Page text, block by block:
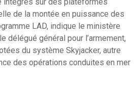
de la montée en puissance des
LAD, indique le ministère
délégué général pour l’armement,
du système Skyjacker, autre
des opérations conduites en mer